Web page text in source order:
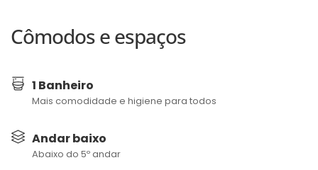
Cômodos e espaços
1 Banheiro
Mais comodidade e higiene para todos
Andar baixo
Abaixo do 5º andar